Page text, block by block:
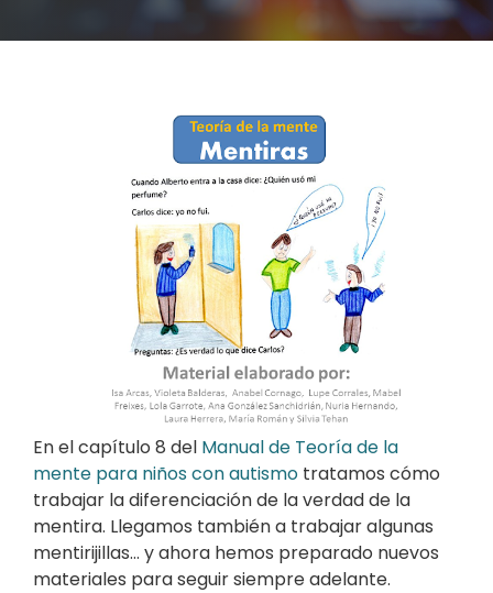
En el capítulo 8 del Manual de Teoría de la
mente para niños con autismo tratamos cómo
trabajar la diferenciación de la verdad de la
mentira. Llegamos también a trabajar algunas
mentirijillas… y ahora hemos preparado nuevos
materiales para seguir siempre adelante.